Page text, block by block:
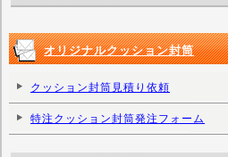
オリジナルクッション封筒
クッション封筒見積り依頼
特注クッション封筒発注フォーム